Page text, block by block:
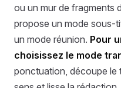
ou un mur de fragments
propose un mode sous-
un mode réunion. Pour
choisissez le mode
ponctuation, découpe le